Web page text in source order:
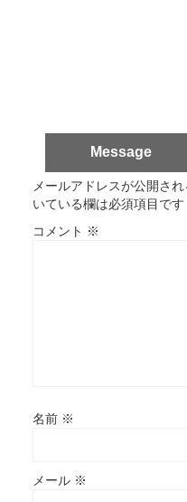
Message
メールアドレスが公開さ
いている欄は必須項目です
コメント ※
名前 ※
メール ※